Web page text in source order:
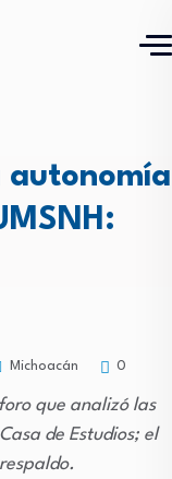
autonomía
Michoacán 0
que analizó las
de Estudios; el